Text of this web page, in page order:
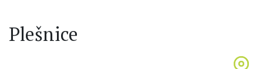
Plešnice